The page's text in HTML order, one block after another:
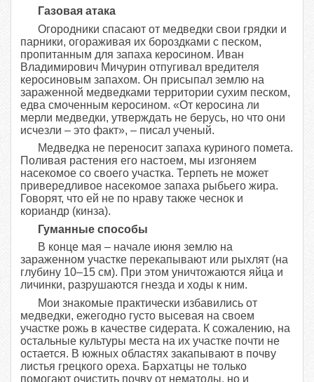
Газовая атака
Огородники спасают от медведки свои грядки и
парники, огораживая их бороздками с песком,
пропитанным для запаха керосином. Иван
Владимирович Мичурин отпугивал вредителя
керосиновым запахом. Он присыпал землю на
зараженной медведками территории сухим песком,
едва смоченным керосином. «От керосина ли
мерли медведки, утверждать не берусь, но что они
исчезли – это факт», – писал ученый.
Медведка не переносит запаха куриного помета.
Поливая растения его настоем, мы изгоняем
насекомое со своего участка. Терпеть не может
привередливое насекомое запаха рыбьего жира.
Говорят, что ей не по нраву также чеснок и
кориандр (кинза).
Гуманные способы
В конце мая – начале июня землю на
зараженном участке перекапывают или рыхлят (на
глубину 10–15 см). При этом уничтожаются яйца и
личинки, разрушаются гнезда и ходы к ним.
Мои знакомые практически избавились от
медведки, ежегодно густо высевая на своем
участке рожь в качестве сидерата. К сожалению, на
остальные культуры места на их участке почти не
остается. В южных областях закапывают в почву
листья грецкого ореха. Бархатцы не только
помогают очистить почву от нематоды, но и